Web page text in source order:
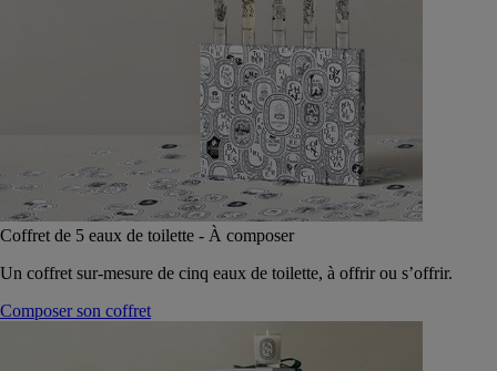
Coffret de 5 eaux de toilette - À composer
Un coffret sur-mesure de cinq eaux de toilette, à offrir ou s’offrir.
Composer son coffret